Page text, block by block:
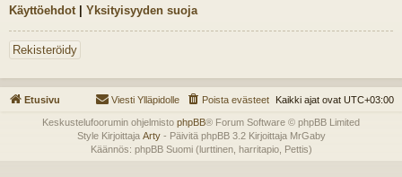
Käyttöehdot | Yksityisyyden suoja
Rekisteröidy
Etusivu Kaikki ajat ovat UTC+03:00
Poista evästeet
Viesti Ylläpidolle
Keskustelufoorumin ohjelmisto phpBB® Forum Software © phpBB Limited
Style Kirjoittaja Arty- Päivitä phpBB 3.2 Kirjoittaja MrGaby
Käännös: phpBB Suomi (lurttinen, harritapio, Pettis)